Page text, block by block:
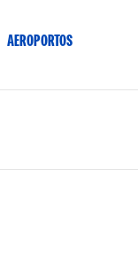
AEROPORTOS